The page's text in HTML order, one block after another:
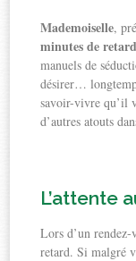
Mademoiselle,
minutes de
manuels de
désirer…
savoir-vivre qu’il
d’autres atouts
L’attente
Lors d’un rendez-
retard. Si malgré